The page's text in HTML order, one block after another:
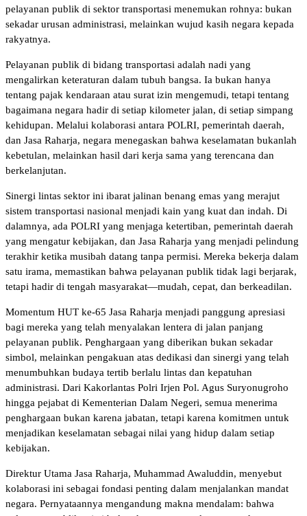
pelayanan publik di sektor transportasi menemukan rohnya: bukan
sekadar urusan administrasi, melainkan wujud kasih negara kepada
rakyatnya.
Pelayanan publik di bidang transportasi adalah nadi yang
mengalirkan keteraturan dalam tubuh bangsa. Ia bukan hanya
tentang pajak kendaraan atau surat izin mengemudi, tetapi tentang
bagaimana negara hadir di setiap kilometer jalan, di setiap simpang
kehidupan. Melalui kolaborasi antara POLRI, pemerintah daerah,
dan Jasa Raharja, negara menegaskan bahwa keselamatan bukanlah
kebetulan, melainkan hasil dari kerja sama yang terencana dan
berkelanjutan.
Sinergi lintas sektor ini ibarat jalinan benang emas yang merajut
sistem transportasi nasional menjadi kain yang kuat dan indah. Di
dalamnya, ada POLRI yang menjaga ketertiban, pemerintah daerah
yang mengatur kebijakan, dan Jasa Raharja yang menjadi pelindung
terakhir ketika musibah datang tanpa permisi. Mereka bekerja dalam
satu irama, memastikan bahwa pelayanan publik tidak lagi berjarak,
tetapi hadir di tengah masyarakat—mudah, cepat, dan berkeadilan.
Momentum HUT ke-65 Jasa Raharja menjadi panggung apresiasi
bagi mereka yang telah menyalakan lentera di jalan panjang
pelayanan publik. Penghargaan yang diberikan bukan sekadar
simbol, melainkan pengakuan atas dedikasi dan sinergi yang telah
menumbuhkan budaya tertib berlalu lintas dan kepatuhan
administrasi. Dari Kakorlantas Polri Irjen Pol. Agus Suryonugroho
hingga pejabat di Kementerian Dalam Negeri, semua menerima
penghargaan bukan karena jabatan, tetapi karena komitmen untuk
menjadikan keselamatan sebagai nilai yang hidup dalam setiap
kebijakan.
Direktur Utama Jasa Raharja, Muhammad Awaluddin, menyebut
kolaborasi ini sebagai fondasi penting dalam menjalankan mandat
negara. Pernyataannya mengandung makna mendalam: bahwa